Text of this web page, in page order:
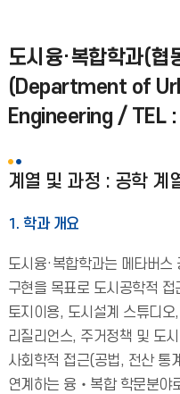
도시융·복합학과(협
(Department of
Engineering / TEL
계열 및 과정 : 공학 계
1. 학과 개요
도시융·복합학과는 메타버스
구현을 목표로 도시공학적
토지이용, 도시설계 스튜디
리질리언스, 주거정책 및 도
사회학적 접근(공법, 전산 통
연계하는 융‧복합 학문분야